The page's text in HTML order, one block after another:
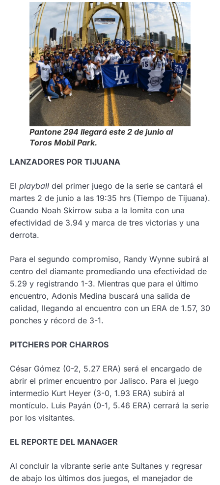
Pantone 294 llegará este 2 de junio al
Toros Mobil Park.
LANZADORES POR TIJUANA
El playball del primer juego de la serie se cantará el
martes 2 de junio a las 19:35 hrs (Tiempo de Tijuana).
Cuando Noah Skirrow suba a la lomita con una
efectividad de 3.94 y marca de tres victorias y una
derrota.
Para el segundo compromiso, Randy Wynne subirá al
centro del diamante promediando una efectividad de
5.29 y registrando 1-3. Mientras que para el último
encuentro, Adonis Medina buscará una salida de
calidad, llegando al encuentro con un ERA de 1.57, 30
ponches y récord de 3-1.
PITCHERS POR CHARROS
César Gómez (0-2, 5.27 ERA) será el encargado de
abrir el primer encuentro por Jalisco. Para el juego
intermedio Kurt Heyer (3-0, 1.93 ERA) subirá al
montículo. Luis Payán (0-1, 5.46 ERA) cerrará la serie
por los visitantes.
EL REPORTE DEL MANAGER
Al concluir la vibrante serie ante Sultanes y regresar
de abajo los últimos dos juegos, el manejador de